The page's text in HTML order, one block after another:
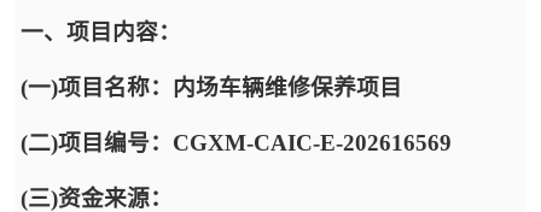
一、项目内容：
(一)项目名称：内场车辆维修保养项目
(二)项目编号：CGXM-CAIC-E-202616569
(三)资金来源：